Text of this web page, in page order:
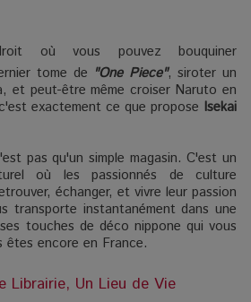
où vous pouvez bouquiner
tome de "One Piece", siroter un
et peut-être même croiser Naruto en
exactement ce que propose Isekai
pas qu'un simple magasin. C'est un
où les passionnés de culture
échanger, et vivre leur passion
transporte instantanément dans une
touches de déco nippone qui vous
encore en France.
Librairie, Un Lieu de Vie